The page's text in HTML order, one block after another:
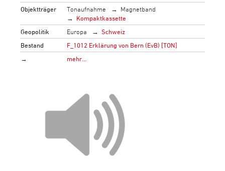
Objektträger
Tonaufnahme
Magnetband
Kompaktkassette
Geopolitik
Europa
Schweiz
Bestand
F_1012 Erklärung von Bern (EvB) [TON]
→
mehr…